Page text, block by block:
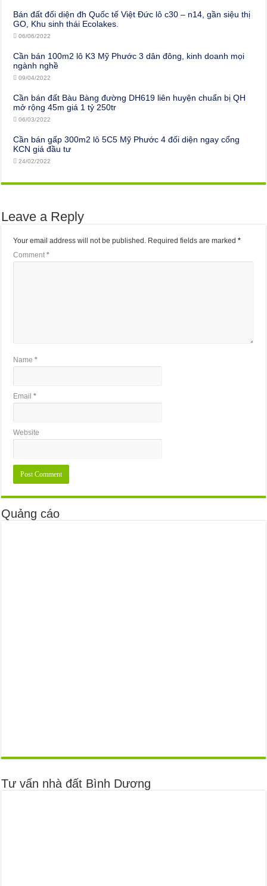
Bán đất đối diện đh Quốc tế Việt Đức lô c30 – n14, gần siệu thị
GO, Khu sinh thái Ecolakes.
06/06/2022
Cần bán 100m2 lô K3 Mỹ Phước 3 dân đông, kinh doanh mọi
ngành nghề
09/04/2022
Cần bán đất Bàu Bàng đường DH619 liên huyện chuẩn bị QH
mở rộng 45m giá 1 tỷ 250tr
06/03/2022
Cần bán gấp 300m2 lô 5C5 Mỹ Phước 4 đối diện ngay cổng
KCN giá đầu tư
24/02/2022
Leave a Reply
Your email address will not be published. Required fields are marked*
Comment*
Name*
Email*
Website
Quảng cáo
Tư vấn nhà đất Bình Dương